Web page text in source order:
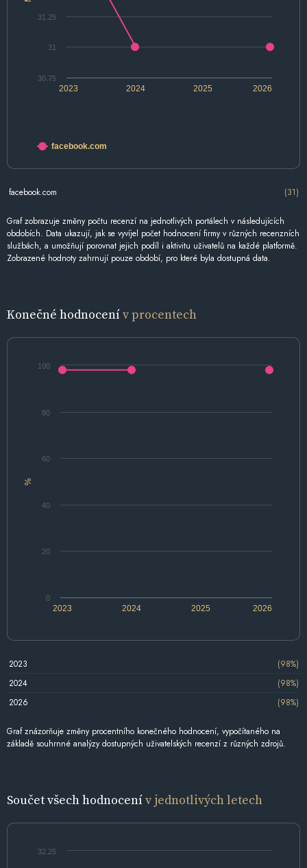
2024 2026
2023 2025
30.75
31
31.25
facebook.com
facebook.com (31)
Graf zobrazuje změny počtu recenzí na jednotlivých portálech v následujících
obdobích. Data ukazují, jak se vyvíjel počet hodnocení firmy v různých recenzních
službách, a umožňují porovnat jejich podíl i aktivitu uživatelů na každé platformě.
Zobrazené hodnoty zahrnují pouze období, pro které byla dostupná data.
Konečné hodnocenív procentech
%
2024 2026
2023 2025
0
20
40
60
80
100
2023
(98%)
2024
(98%)
2026
(98%)
Graf znázorňuje změny procentního konečného hodnocení, vypočítaného na
základě souhrnné analýzy dostupných uživatelských recenzí z různých zdrojů.
Součet všech hodnocenív jednotlivých letech
32.25